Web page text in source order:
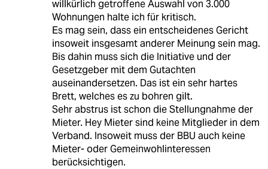
willkürlich getroffene Auswahl von 3.000
Wohnungen halte ich für kritisch.
Es mag sein, dass ein entscheidenes Gericht
insoweit insgesamt anderer Meinung sein mag.
Bis dahin muss sich die Initiative und der
Gesetzgeber mit dem Gutachten
auseinandersetzen. Das ist ein sehr hartes
Brett, welches es zu bohren gilt.
Sehr abstrus ist schon die Stellungnahme der
Mieter. Hey Mieter sind keine Mitglieder in dem
Verband. Insoweit muss der BBU auch keine
Mieter- oder Gemeinwohlinteressen
berücksichtigen.